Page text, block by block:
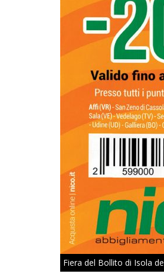
Fiera del Bollito di Isola